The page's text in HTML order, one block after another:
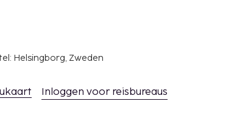
Helsingborg, Zweden
Inloggen voor reisbureaus